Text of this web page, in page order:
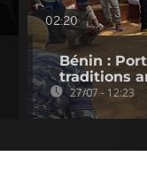
02:20
Bénin :
traditions
27/07 - 12:23